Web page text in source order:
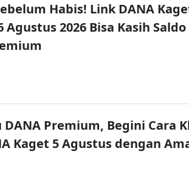
Habis! Link DANA
Agustus 2026 Bisa Kasih
DANA Premium, Begini Cara
Kaget 5 Agustus dengan